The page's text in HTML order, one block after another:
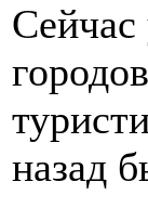
Сейчас
назад